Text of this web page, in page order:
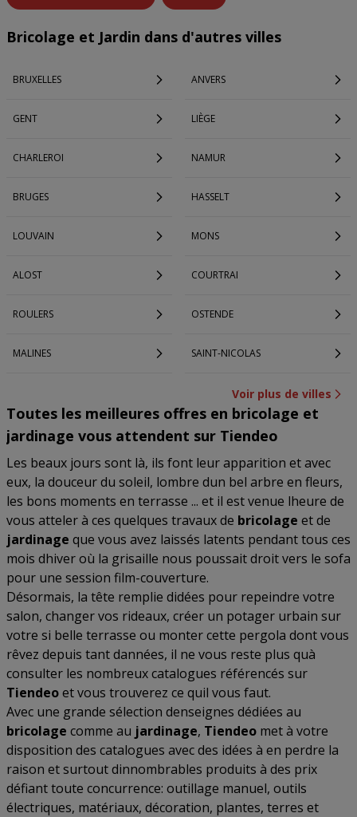
Bricolage et Jardin dans d'autres villes
BRUXELLES ANVERS
GENT LIÈGE
CHARLEROI NAMUR
BRUGES HASSELT
LOUVAIN MONS
ALOST COURTRAI
ROULERS OSTENDE
MALINES SAINT-NICOLAS
Voir plus de villes
Toutes les meilleures offres en bricolage et
jardinage vous attendent sur Tiendeo
Les beaux jours sont là, ils font leur apparition et avec
eux, la douceur du soleil, lombre dun bel arbre en fleurs,
les bons moments en terrasse ... et il est venue lheure de
vous atteler à ces quelques travaux de bricolage et de
jardinage que vous avez laissés latents pendant tous ces
mois dhiver où la grisaille nous poussait droit vers le sofa
pour une session film-couverture.
Désormais, la tête remplie didées pour repeindre votre
salon, changer vos rideaux, créer un potager urbain sur
votre si belle terrasse ou monter cette pergola dont vous
rêvez depuis tant dannées, il ne vous reste plus quà
consulter les nombreux catalogues référencés sur
Tiendeoet vous trouverez ce quil vous faut.
Avec une grande sélection denseignes dédiées au
bricolage comme au jardinage, Tiendeo met à votre
disposition des catalogues avec des idées à en perdre la
raison et surtout dinnombrables produits à des prix
défiant toute concurrence: outillage manuel, outils
électriques, matériaux, décoration, plantes, terres et